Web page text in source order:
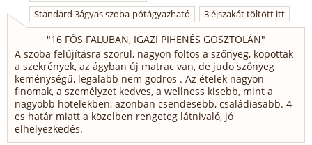
Standard 3ágyas szoba-pótágyazható
3 éjszakát töltött itt
"16 FŐS FALUBAN, IGAZI PIHENÉS GOSZTOLÁN"
A szoba felújításra szorul, nagyon foltos a szőnyeg, kopottak
a szekrények, az ágyban új matrac van, de judo szőnyeg
keménységű, legalabb nem gödrös . Az ételek nagyon
finomak, a személyzet kedves, a wellness kisebb, mint a
nagyobb hotelekben, azonban csendesebb, családiasabb. 4-
es határ miatt a közelben rengeteg látnivaló, jó
elhelyezkedés.